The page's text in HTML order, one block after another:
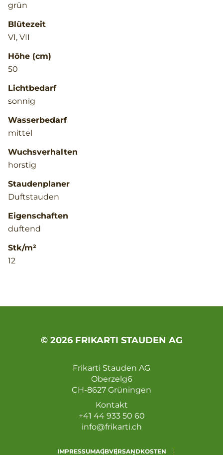
grün
Blütezeit
VI, VII
Höhe (cm)
50
Lichtbedarf
sonnig
Wasserbedarf
mittel
Wuchsverhalten
horstig
Staudenplaner
Duftstauden
Eigenschaften
duftend
Stk/m²
12
© 2026 FRIKARTI STAUDEN AG
Frikarti Stauden AG
Oberzelg6
CH-8627 Grüningen
Kontakt
+41 44 933 50 60
info@frikarti.ch
IMPRESSUMAGBVERSANDKOSTEN